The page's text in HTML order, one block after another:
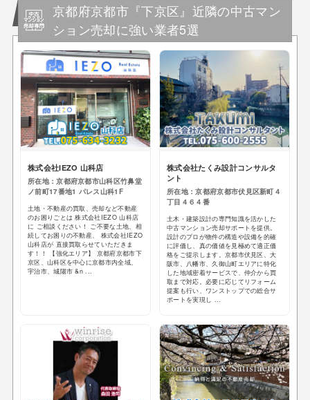
京都府京都市『下京区』近隣の中古マン
ション売却に強い業者5選
株式会社IEZO 山科店
所在地：京都府京都市山科区竹鼻堂
ノ前町17番地1 パレス山科1F
土地・不動産の買取、売却など不動産
のお困りごとは 株式会社IEZO 山科店
に ご相談ください！ ご不要な土地、相
続してお困りの不動産、 株式会社IEZO
山科店が 直接買取らせていただきま
す！！ 【強化エリア】 京都府京都市下
京区、山科区を中心に京都市内全域、
宇治市、城陽市 &n ...
株式会社たくみ設計コンサルタ
ント
所在地：京都府京都市伏見区新町４
丁目４６４番
土木・建築設計の専門知識を活かした
中古マンション売却サポートを提供。
設計のプロが物件の構造や設備を的確
に評価し、真の価値を見極めて適正価
格をご提示します。京都市伏見区、大
阪市、八幡市、久御山町エリアに特化
した地域密着サービスで、仲介から買
取まで対応。必要に応じてリフォーム
提案も行い、ワンストップでの総合サ
ポートを実現し ...